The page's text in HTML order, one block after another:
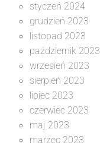
styczeń 2024
grudzień 2023
listopad 2023
październik 2023
wrzesień 2023
sierpień 2023
lipiec 2023
czerwiec 2023
maj 2023
marzec 2023